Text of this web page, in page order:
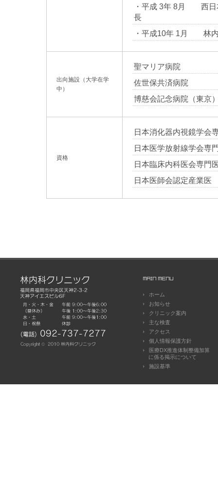
・平成 3年 8月 西日
長
・平成10年 1月 林内
出向施設（大学在学
中）
聖マリア病院
佐世保共済病院
博慈会記念病院（東京
資格
日本消化器内視鏡学会
日本医学放射線学会専
日本臨床内科医会専門
日本医師会認定産業医
ホーム
お知らせ
クリニック案内
主な検査
アクセス
個人情報保護方針
医療DX推進体制整備加算
に係る掲示について
施設基準